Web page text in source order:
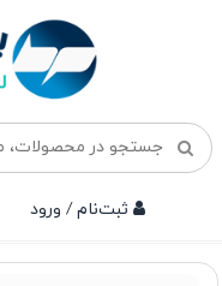
ثبت‌نام / ورود